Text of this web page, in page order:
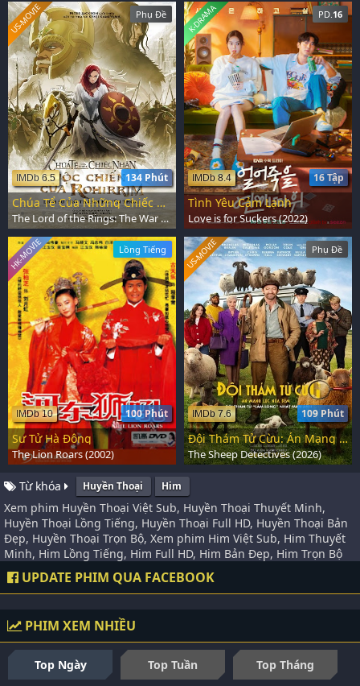
Phụ Đề
134 Phút
IMDb 6.5
US-MOVIE
Chúa Tể Của Những Chiếc Nhẫn: Cuộc Chiến Của Rohirrim
The Lord of the Rings: The War of the Rohirrim (2024)
PD.16
16 Tập
IMDb 8.4
K-DRAMA
Tình Yêu Cảm Lạnh
Love is for Suckers (2022)
Lồng Tiếng
100 Phút
IMDb 10
HK-MOVIE
Sư Tử Hà Đông
The Lion Roars (2002)
Phụ Đề
109 Phút
IMDb 7.6
US-MOVIE
Đội Thám Tử Cừu: Án Mạng Lúc Nửa Đêm
The Sheep Detectives (2026)
Từ khóa Huyền Thoại Him
Xem phim Huyền Thoại Việt Sub, Huyền Thoại Thuyết Minh,
Huyền Thoại Lồng Tiếng, Huyền Thoại Full HD, Huyền Thoại Bản
Đẹp, Huyền Thoại Trọn Bộ, Xem phim Him Việt Sub, Him Thuyết
Minh, Him Lồng Tiếng, Him Full HD, Him Bản Đẹp, Him Trọn Bộ
UPDATE PHIM QUA FACEBOOK
PHIM XEM NHIỀU
Top Ngày Top Tuần
Top Tháng